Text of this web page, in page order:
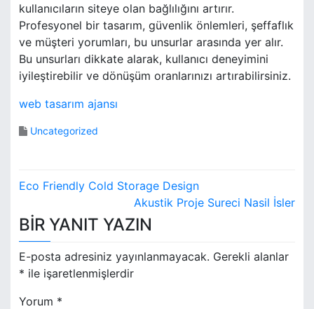
kullanıcıların siteye olan bağlılığını artırır.
Profesyonel bir tasarım, güvenlik önlemleri, şeffaflık
ve müşteri yorumları, bu unsurlar arasında yer alır.
Bu unsurları dikkate alarak, kullanıcı deneyimini
iyileştirebilir ve dönüşüm oranlarınızı artırabilirsiniz.
web tasarım ajansı
Uncategorized
Y
z
ı
Eco Friendly Cold Storage Design
Akustik Proje Sureci Nasil İsler
BIR YANIT YAZIN
E-posta adresiniz yayınlanmayacak. Gerekli alanlar
* ile işaretlenmişlerdir
Yorum *